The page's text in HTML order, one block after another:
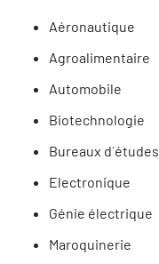
Aéronautique
Agroalimentaire
Automobile
Biotechnologie
Bureaux d´études
Electronique
Génie électrique
Maroquinerie